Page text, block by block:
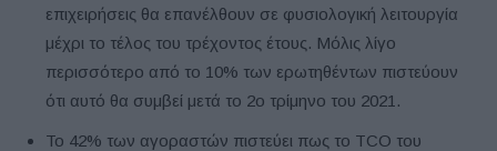
επιχειρήσεις θα επανέλθουν σε φυσιολογική λειτουργία
μέχρι το τέλος του τρέχοντος έτους. Μόλις λίγο
περισσότερο από το 10% των ερωτηθέντων πιστεύουν
ότι αυτό θα συμβεί μετά το 2ο τρίμηνο του 2021.
Το 42% των αγοραστών πιστεύει πως το TCO του